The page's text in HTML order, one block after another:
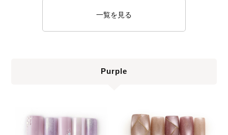
一覧を見る
Purple